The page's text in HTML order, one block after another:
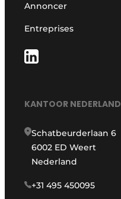
Annoncer
Entreprises
KANTOOR NEDERLAND
Schatbeurderlaan 6
6002 ED Weert
Nederland
+31 495 450095